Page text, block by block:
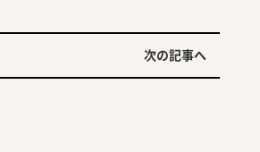
次の記事へ